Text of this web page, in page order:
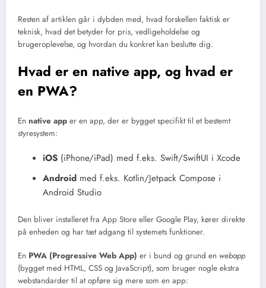
Resten af artiklen går i dybden med, hvad forskellen faktisk er
teknisk, hvad det betyder for pris, vedligeholdelse og
brugeroplevelse, og hvordan du konkret kan beslutte dig.
Hvad er en native app, og hvad er
en PWA?
En native app er en app, der er bygget specifikt til et bestemt
styresystem:
iOS (iPhone/iPad) med f.eks. Swift/SwiftUI i Xcode
Android med f.eks. Kotlin/Jetpack Compose i
Android Studio
Den bliver installeret fra App Store eller Google Play, kører direkte
på enheden og har tæt adgang til systemets funktioner.
En PWA (Progressive Web App) er i bund og grund en webapp
(bygget med HTML, CSS og JavaScript), som bruger nogle ekstra
webstandarder til at opføre sig mere som en app: